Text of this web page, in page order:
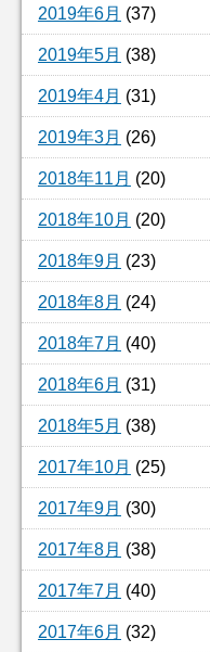
2019年6月 (37)
2019年5月 (38)
2019年4月 (31)
2019年3月 (26)
2018年11月 (20)
2018年10月 (20)
2018年9月 (23)
2018年8月 (24)
2018年7月 (40)
2018年6月 (31)
2018年5月 (38)
2017年10月 (25)
2017年9月 (30)
2017年8月 (38)
2017年7月 (40)
2017年6月 (32)